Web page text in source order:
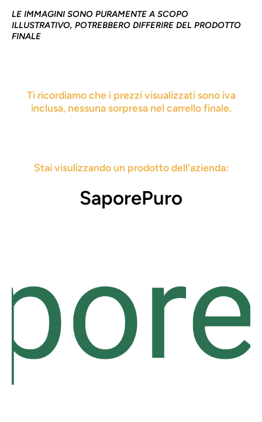
LE IMMAGINI SONO PURAMENTE A SCOPO
ILLUSTRATIVO, POTREBBERO DIFFERIRE DEL PRODOTTO
FINALE
Ti ricordiamo che i prezzi visualizzati sono iva
inclusa, nessuna sorpresa nel carrello finale.
Stai visulizzando un prodotto dell'azienda:
SaporePuro